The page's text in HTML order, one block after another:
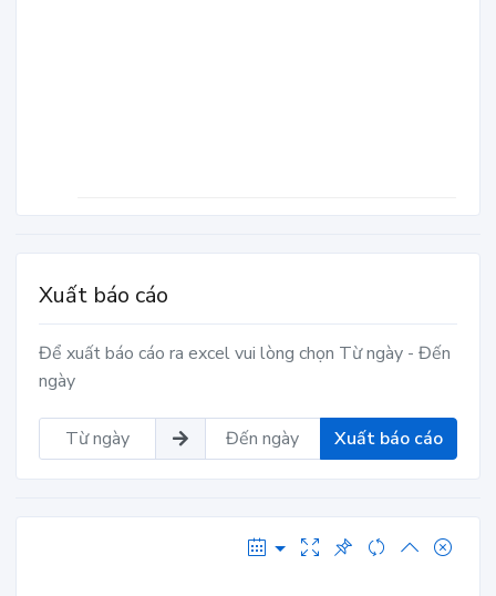
Xuất báo cáo
Để xuất báo cáo ra excel vui lòng chọn Từ ngày - Đến
ngày
Xuất báo cáo